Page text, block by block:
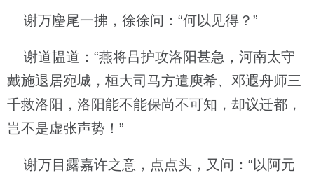
谢万麈尾一拂，徐徐问：“何以见得？”
谢道韫道：“燕将吕护攻洛阳甚急，河南太守
戴施退居宛城，桓大司马方遣庾希、邓遐舟师三
千救洛阳，洛阳能不能保尚不可知，却议迁都，
岂不是虚张声势！”
谢万目露嘉许之意，点点头，又问：“以阿元